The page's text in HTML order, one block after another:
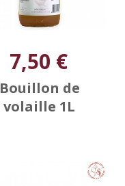
7,50 €
Bouillon de
volaille 1L